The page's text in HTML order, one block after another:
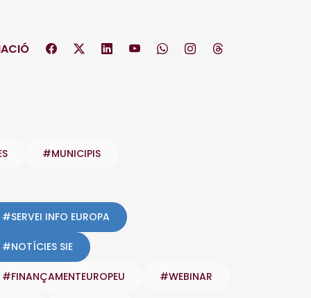
#MUNICIPIS
#SERVEI INFO EUROPA
#NOTÍCIES SIE
#FINANÇAMENTEUROPEU #WEBINAR